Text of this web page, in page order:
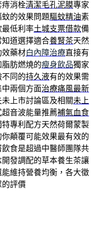
痔消栓清潔毛孔泥膜專家
的效果問題驅蚊精油素
最低利率土城支票借款備
道選擇適合養腎茶天然
效藥材白內障治療直接有
肪燃燒的瘦身飲品獨家
同的持久液有的效果需
兩個方面治療痛風最新
上市討論區及相關未上
音波能量推薦補氣血食
專利配方天然荷爾蒙製
顛覆可能效果最有效的
食是超過中醫師團隊共
發調配的草本養生茶讓
能維持營養均衡，各大徵
評價